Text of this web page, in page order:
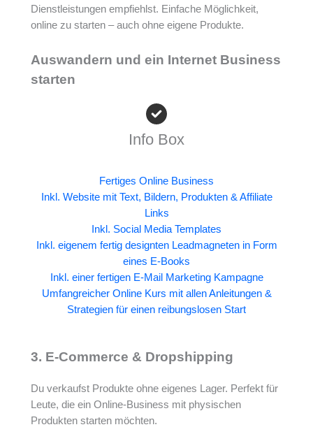
Dienstleistungen empfiehlst. Einfache Möglichkeit,
online zu starten – auch ohne eigene Produkte.
Auswandern und ein Internet Business
starten
Info Box
Fertiges Online Business
Inkl. Website mit Text, Bildern, Produkten & Affiliate
Links
Inkl. Social Media Templates
Inkl. eigenem fertig designten Leadmagneten in Form
eines E-Books
Inkl. einer fertigen E-Mail Marketing Kampagne
Umfangreicher Online Kurs mit allen Anleitungen &
Strategien für einen reibungslosen Start
3. E-Commerce & Dropshipping
Du verkaufst Produkte ohne eigenes Lager. Perfekt für
Leute, die ein Online-Business mit physischen
Produkten starten möchten.